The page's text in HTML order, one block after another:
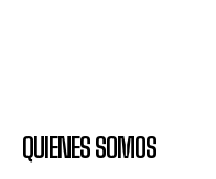
QUIENES SOMOS